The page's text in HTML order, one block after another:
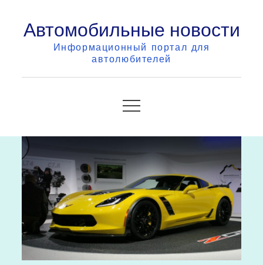
contentАвтомобильные новости
Информационный портал для
автолюбителей